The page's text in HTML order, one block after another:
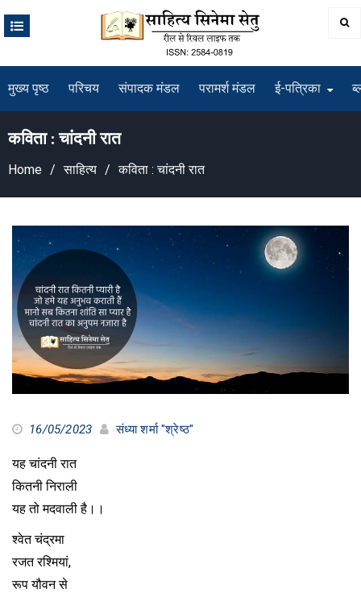
मुख्य पृष्ठ परिचय संपादक मंडल परामर्श मंडल ई-पत्रिका
कविता : चांदनी रात
Home साहित्य कविता : चांदनी रात
16/05/2023 संध्या शर्मा "श्रेष्ठ"
यह चांदनी रात
कितनी निराली
यह तो मदवाली है।।
श्वेत चंद्रमा
रजत रश्मियां,
रूप यौवन से